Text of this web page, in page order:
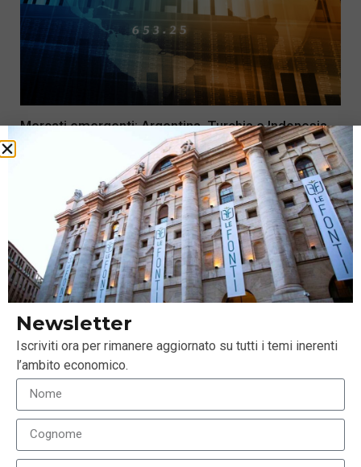
Mercati emergenti: Argentina, Turchia e Indonesia
Newsletter
Iscriviti ora per rimanere aggiornato su tutti i temi inerenti
l’ambito economico.